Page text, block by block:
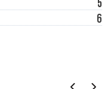
5
6